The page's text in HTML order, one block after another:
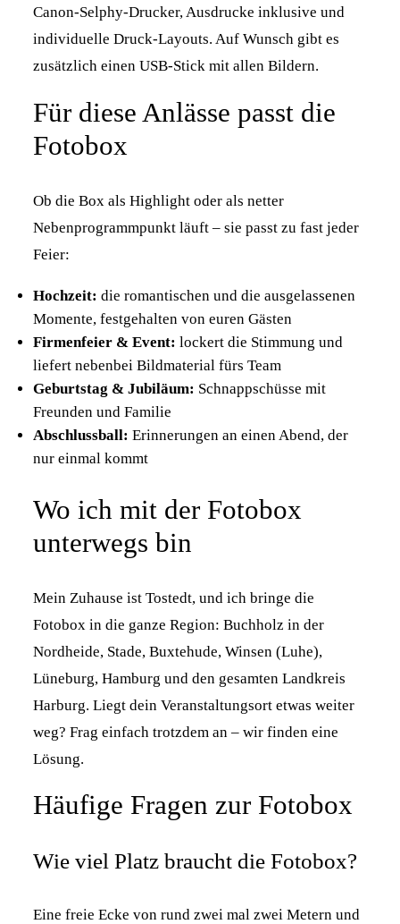
Canon-Selphy-Drucker, Ausdrucke inklusive und
individuelle Druck-Layouts. Auf Wunsch gibt es
zusätzlich einen USB-Stick mit allen Bildern.
Für diese Anlässe passt die
Fotobox
Ob die Box als Highlight oder als netter
Nebenprogrammpunkt läuft – sie passt zu fast jeder
Feier:
Hochzeit: die romantischen und die ausgelassenen
Momente, festgehalten von euren Gästen
Firmenfeier & Event: lockert die Stimmung und
liefert nebenbei Bildmaterial fürs Team
Geburtstag & Jubiläum: Schnappschüsse mit
Freunden und Familie
Abschlussball: Erinnerungen an einen Abend, der
nur einmal kommt
Wo ich mit der Fotobox
unterwegs bin
Mein Zuhause ist Tostedt, und ich bringe die
Fotobox in die ganze Region: Buchholz in der
Nordheide, Stade, Buxtehude, Winsen (Luhe),
Lüneburg, Hamburg und den gesamten Landkreis
Harburg. Liegt dein Veranstaltungsort etwas weiter
weg? Frag einfach trotzdem an – wir finden eine
Lösung.
Häufige Fragen zur Fotobox
Wie viel Platz braucht die Fotobox?
Eine freie Ecke von rund zwei mal zwei Metern und